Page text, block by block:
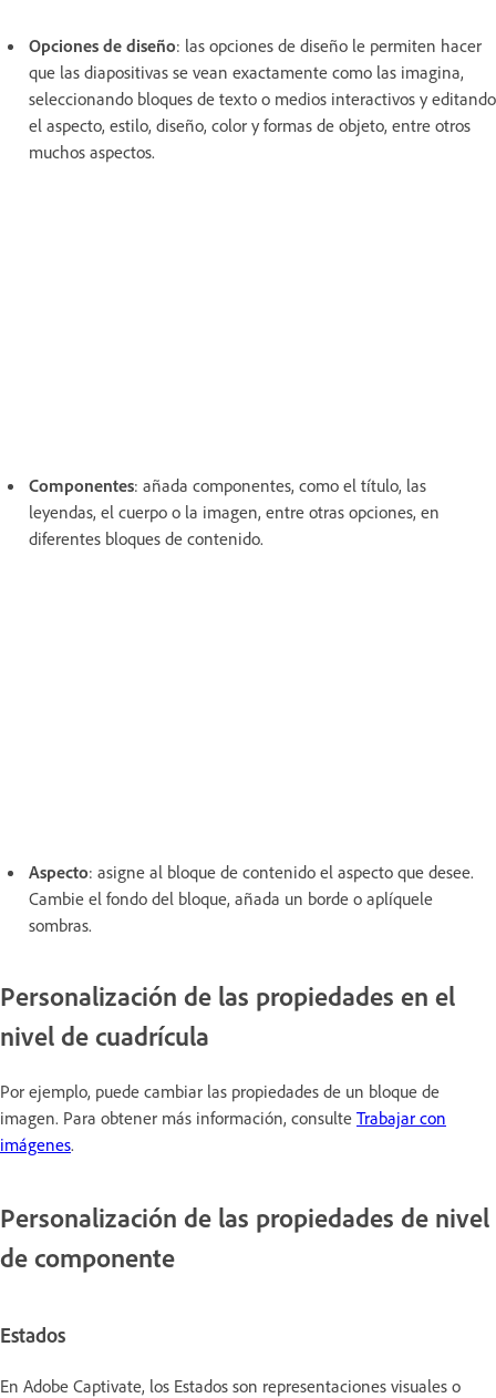
Opciones de diseño: las opciones de diseño le permiten hacer
que las diapositivas se vean exactamente como las imagina,
seleccionando bloques de texto o medios interactivos y editando
el aspecto, estilo, diseño, color y formas de objeto, entre otros
muchos aspectos.
Componentes: añada componentes, como el título, las
leyendas, el cuerpo o la imagen, entre otras opciones, en
diferentes bloques de contenido.
Aspecto: asigne al bloque de contenido el aspecto que desee.
Cambie el fondo del bloque, añada un borde o aplíquele
sombras.
Personalización de las propiedades en el
nivel de cuadrícula
Por ejemplo, puede cambiar las propiedades de un bloque de
imagen. Para obtener más información, consulte Trabajar con
imágenes.
Personalización de las propiedades de nivel
de componente
Estados
En Adobe Captivate, los Estados son representaciones visuales o